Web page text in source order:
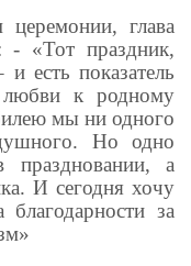
глава
- «Тот праздник,
есть показатель
к родному
мы ни одного
Но одно
а
И сегодня хочу
за